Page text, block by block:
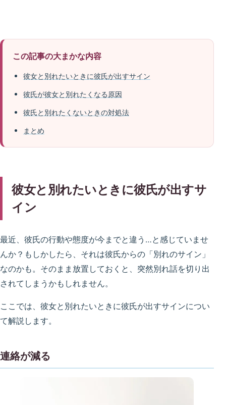
この記事の大まかな内容
彼女と別れたいときに彼氏が出すサイン
彼氏が彼女と別れたくなる原因
彼氏と別れたくないときの対処法
まとめ
彼女と別れたいときに彼氏が出すサ
イン
最近、彼氏の行動や態度が今までと違う…と感じていませ
んか？もしかしたら、それは彼氏からの「別れのサイン」
なのかも。そのまま放置しておくと、突然別れ話を切り出
されてしまうかもしれません。
ここでは、彼女と別れたいときに彼氏が出すサインについ
て解説します。
連絡が減る